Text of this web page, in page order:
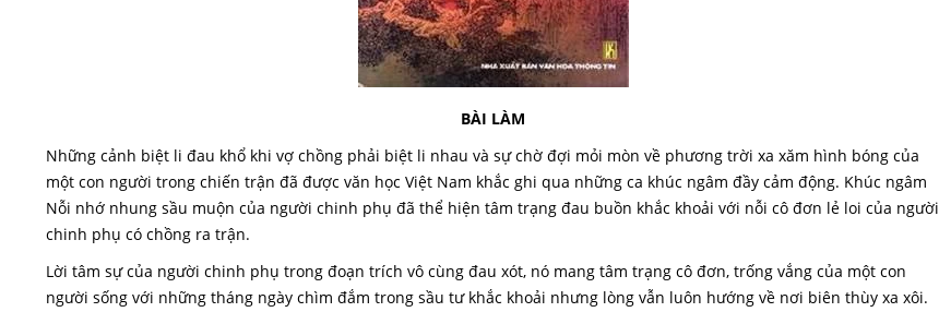
BÀI LÀM
Những cảnh biệt li đau khổ khi vợ chồng phải biệt li nhau và sự chờ đợi mỏi mòn về phương trời xa xăm hình bóng của
một con người trong chiến trận đã được văn học Việt Nam khắc ghi qua những ca khúc ngâm đầy cảm động. Khúc ngâm
Nỗi nhớ nhung sầu muộn của người chinh phụ đã thể hiện tâm trạng đau buồn khắc khoải với nỗi cô đơn lẻ loi của người
chinh phụ có chồng ra trận.
Lời tâm sự của người chinh phụ trong đoạn trích vô cùng đau xót, nó mang tâm trạng cô đơn, trống vắng của một con
người sống với những tháng ngày chìm đắm trong sầu tư khắc khoải nhưng lòng vẫn luôn hướng về nơi biên thùy xa xôi.